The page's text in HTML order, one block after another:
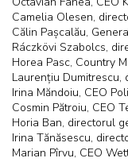
Camelia Olesen,
Călin Pașcalău,
Ráczkövi Szabolcs,
Horea Pasc, Country
Laurențiu Dumitrescu,
Irina Măndoiu, CEO
Cosmin Pătroiu, CEO
Horia Ban, directorul
Irina Tănăsescu,
Marian Pîrvu, CEO